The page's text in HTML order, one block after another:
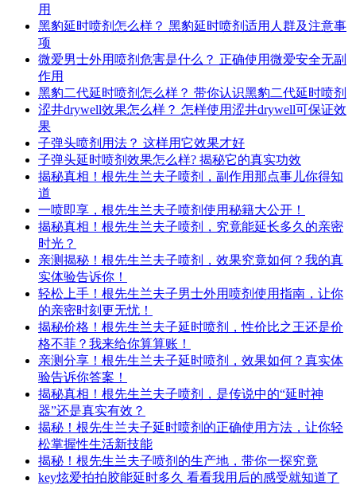
用
黑豹延时喷剂怎么样？ 黑豹延时喷剂适用人群及注意事
项
微爱男士外用喷剂危害是什么？ 正确使用微爱安全无副
作用
黑豹二代延时喷剂怎么样？ 带你认识黑豹二代延时喷剂
涩井drywell效果怎么样？ 怎样使用涩井drywell可保证效
果
子弹头喷剂用法？ 这样用它效果才好
子弹头延时喷剂效果怎么样? 揭秘它的真实功效
揭秘真相！根先生兰夫子喷剂，副作用那点事儿你得知
道
一喷即享，根先生兰夫子喷剂使用秘籍大公开！
揭秘真相！根先生兰夫子喷剂，究竟能延长多久的亲密
时光？
亲测揭秘！根先生兰夫子喷剂，效果究竟如何？我的真
实体验告诉你！
轻松上手！根先生兰夫子男士外用喷剂使用指南，让你
的亲密时刻更无忧！
揭秘价格！根先生兰夫子延时喷剂，性价比之王还是价
格不菲？我来给你算算账！
亲测分享！根先生兰夫子延时喷剂，效果如何？真实体
验告诉你答案！
揭秘真相！根先生兰夫子喷剂，是传说中的“延时神
器”还是真实有效？
揭秘！根先生兰夫子延时喷剂的正确使用方法，让你轻
松掌握性生活新技能
揭秘！根先生兰夫子喷剂的生产地，带你一探究竟
key炫爱拍拍胶能延时多久 看看我用后的感受就知道了